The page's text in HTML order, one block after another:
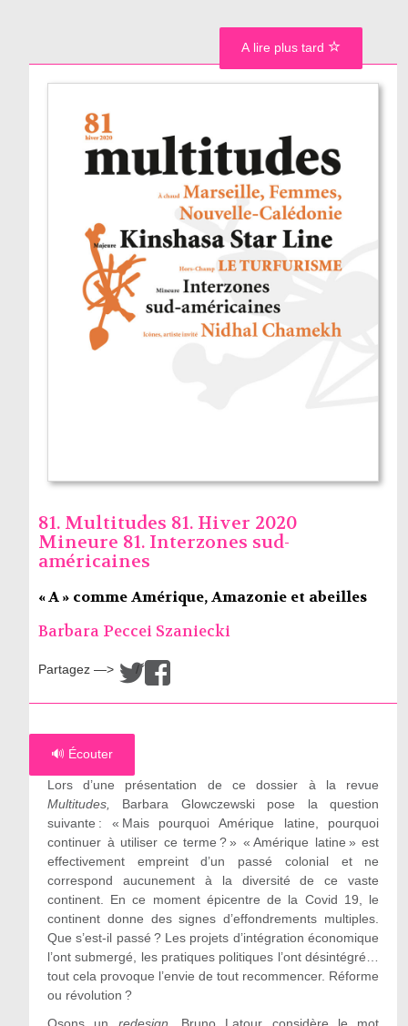
81. Multitudes 81. Hiver 2020
Mineure 81. Interzones sud-
américaines
« A » comme Amérique, Amazonie et abeilles
Barbara Peccei Szaniecki
Partagez —> /
🔊 Écouter
Lors d’une présentation de ce dossier à la revue
Multitudes,
Barbara Glowczewski pose la question
suivante : « Mais pourquoi Amérique latine, pourquoi
continuer à utiliser ce terme ? » « Amérique latine » est
effectivement empreint d’un passé colonial et ne
correspond aucunement à la diversité de ce vaste
continent. En ce moment épicentre de la Covid 19, le
continent donne des signes d’effondrements multiples.
Que s’est-il passé ? Les projets d’intégration économique
l’ont submergé, les pratiques politiques l’ont désintégré…
tout cela provoque l’envie de tout recommencer. Réforme
ou révolution ?
A lire plus tard